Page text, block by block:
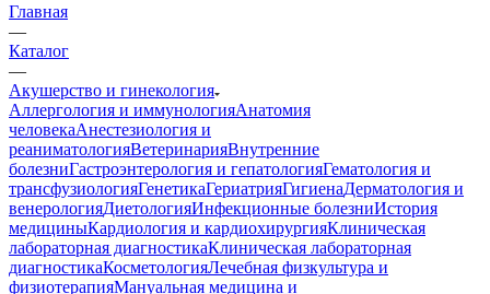
Главная
—
Каталог
—
Акушерство и гинекология
Аллергология и иммунологияАнатомия
человекаАнестезиология и
реаниматологияВетеринарияВнутренние
болезниГастроэнтерология и гепатологияГематология и
трансфузиологияГенетикаГериатрияГигиенаДерматология и
венерологияДиетологияИнфекционные болезниИстория
медициныКардиология и кардиохирургияКлиническая
лабораторная диагностикаКлиническая лабораторная
диагностикаКосметологияЛечебная физкультура и
физиотерапияМануальная медицина и